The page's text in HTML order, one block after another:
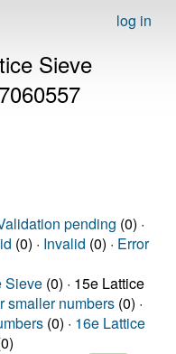
log in
Sieve
pending (0) ·
(0) · Invalid (0) · Error
Sieve (0) · 15e Lattice
smaller numbers (0) ·
(0) · 16e Lattice